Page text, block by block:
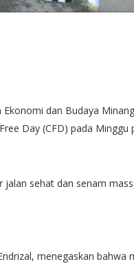
dan Budaya
Day (CFD) pada
sehat dan senam
menegaskan